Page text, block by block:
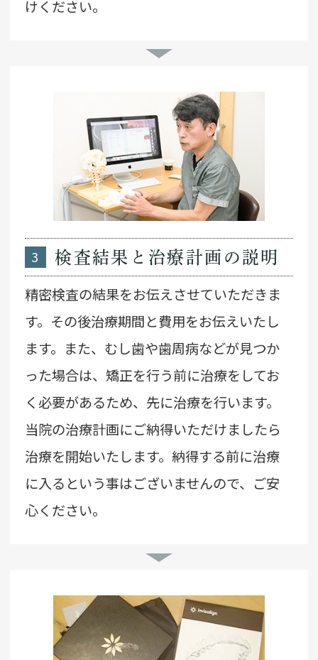
けください。
3 検査結果と治療計画の説明
精密検査の結果をお伝えさせていただきま
す。その後治療期間と費用をお伝えいたし
ます。また、むし歯や歯周病などが見つか
った場合は、矯正を行う前に治療をしてお
く必要があるため、先に治療を行います。
当院の治療計画にご納得いただけましたら
治療を開始いたします。納得する前に治療
に入るという事はございませんので、ご安
心ください。